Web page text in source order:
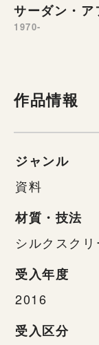
サーダン・
1970-
作品情報
ジャンル
資料
材質・技法
シルクスクリ
受入年度
2016
受入区分